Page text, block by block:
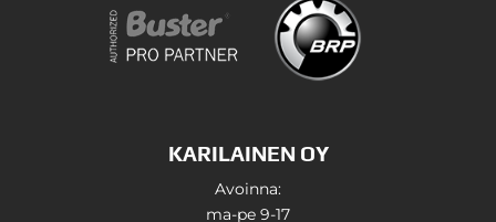
KARILAINEN OY
Avoinna:
ma-pe 9-17